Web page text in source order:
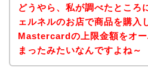
どうやら、私が調べたところ
ェルネルのお店で商品を購入
Mastercardの上限金額をオー
まったみたいなんですよね～